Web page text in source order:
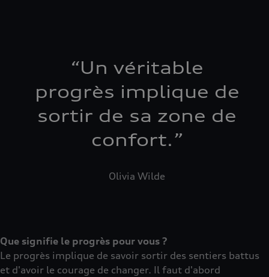
“Un véritable
progrès implique de
sortir de sa zone de
confort.”
Olivia Wilde
Que signifie le progrès pour vous ?
Le progrès implique de savoir sortir des sentiers battus
et d'avoir le courage de changer. Il faut d'abord